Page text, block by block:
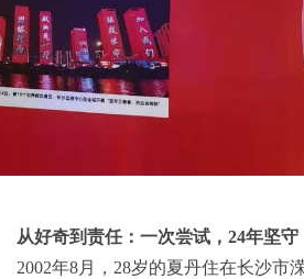
从好奇到责任：一次尝试，24年坚守
2002年8月，28岁的夏丹住在长沙市